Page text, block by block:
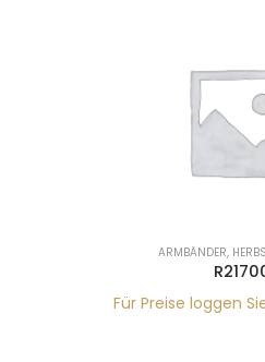
ARMBÄNDER,
Für Preise loggen